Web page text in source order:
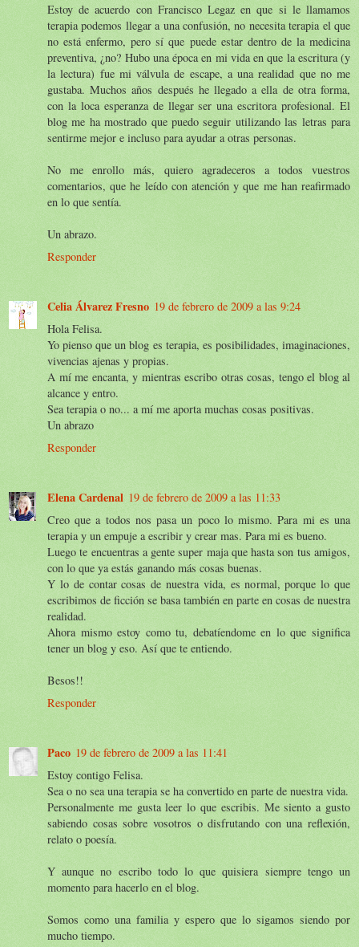
Estoy de acuerdo con Francisco Legaz en que si le llamamos
terapia podemos llegar a una confusión, no necesita terapia el que
no está enfermo, pero sí que puede estar dentro de la medicina
preventiva, ¿no? Hubo una época en mi vida en que la escritura (y
la lectura) fue mi válvula de escape, a una realidad que no me
gustaba. Muchos años después he llegado a ella de otra forma,
con la loca esperanza de llegar ser una escritora profesional. El
blog me ha mostrado que puedo seguir utilizando las letras para
sentirme mejor e incluso para ayudar a otras personas.
No me enrollo más, quiero agradeceros a todos vuestros
comentarios, que he leído con atención y que me han reafirmado
en lo que sentía.
Un abrazo.
Responder
Celia Álvarez Fresno 19 de febrero de 2009 a las 9:24
Hola Felisa.
Yo pienso que un blog es terapia, es posibilidades, imaginaciones,
vivencias ajenas y propias.
A mí me encanta, y mientras escribo otras cosas, tengo el blog al
alcance y entro.
Sea terapia o no... a mí me aporta muchas cosas positivas.
Un abrazo
Responder
Elena Cardenal 19 de febrero de 2009 a las 11:33
Creo que a todos nos pasa un poco lo mismo. Para mi es una
terapia y un empuje a escribir y crear mas. Para mi es bueno.
Luego te encuentras a gente super maja que hasta son tus amigos,
con lo que ya estás ganando más cosas buenas.
Y lo de contar cosas de nuestra vida, es normal, porque lo que
escribimos de ficción se basa también en parte en cosas de nuestra
realidad.
Ahora mismo estoy como tu, debatíendome en lo que significa
tener un blog y eso. Así que te entiendo.
Besos!!
Responder
Paco 19 de febrero de 2009 a las 11:41
Estoy contigo Felisa.
Sea o no sea una terapia se ha convertido en parte de nuestra vida.
Personalmente me gusta leer lo que escribis. Me siento a gusto
sabiendo cosas sobre vosotros o disfrutando con una reflexión,
relato o poesía.
Y aunque no escribo todo lo que quisiera siempre tengo un
momento para hacerlo en el blog.
Somos como una familia y espero que lo sigamos siendo por
mucho tiempo.